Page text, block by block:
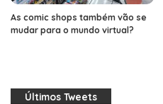
As comic shops também vão se
mudar para o mundo virtual?
Últimos Tweets